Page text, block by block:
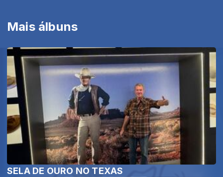
Mais álbuns
SELA DE OURO NO TEXAS